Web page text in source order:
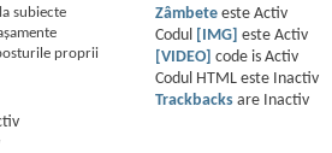
subiecte
proprii
Zâmbeteeste Activ
Codul
[IMG] este Activ
[VIDEO] code is Activ
Codul HTML este
Inactiv
Trackbacksare
Inactiv